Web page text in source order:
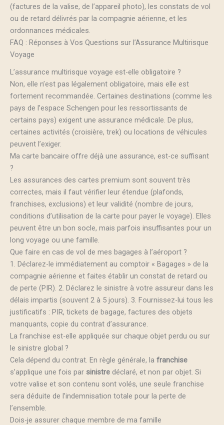
(factures de la valise, de l’appareil photo), les constats de vol
ou de retard délivrés par la compagnie aérienne, et les
ordonnances médicales.
FAQ : Réponses à Vos Questions sur l’Assurance Multirisque
Voyage
L’assurance multirisque voyage est-elle obligatoire ?
Non, elle n’est pas légalement obligatoire, mais elle est
fortement recommandée. Certaines destinations (comme les
pays de l’espace Schengen pour les ressortissants de
certains pays) exigent une assurance médicale. De plus,
certaines activités (croisière, trek) ou locations de véhicules
peuvent l’exiger.
Ma carte bancaire offre déjà une assurance, est-ce suffisant
?
Les assurances des cartes premium sont souvent très
correctes, mais il faut vérifier leur étendue (plafonds,
franchises, exclusions) et leur validité (nombre de jours,
conditions d’utilisation de la carte pour payer le voyage). Elles
peuvent être un bon socle, mais parfois insuffisantes pour un
long voyage ou une famille.
Que faire en cas de vol de mes bagages à l’aéroport ?
1. Déclarez-le immédiatement au comptoir « Bagages » de la
compagnie aérienne et faites établir un constat de retard ou
de perte (PIR). 2. Déclarez le sinistre à votre assureur dans les
délais impartis (souvent 2 à 5 jours). 3. Fournissez-lui tous les
justificatifs : PIR, tickets de bagage, factures des objets
manquants, copie du contrat d’assurance.
La franchise est-elle appliquée sur chaque objet perdu ou sur
le sinistre global ?
Cela dépend du contrat. En règle générale, la franchise
s’applique une fois par sinistre déclaré, et non par objet. Si
votre valise et son contenu sont volés, une seule franchise
sera déduite de l’indemnisation totale pour la perte de
l’ensemble.
Dois-je assurer chaque membre de ma famille